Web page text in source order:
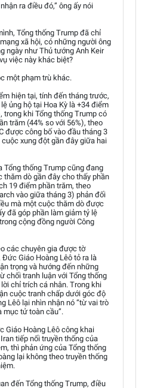
ra điều đó,” ông ấy nói
Tổng thống Trump đã chỉ
xã hội, có những người ông
ngày như Thủ tướng Anh Keir
việc này khác biệt?
một phạm trù khác.
hiện tại, tính đến tháng trước,
ủng hộ tại Hoa Kỳ là +34 điểm
trong khi Tổng thống Trump có
trăm (44% so với 56%), theo
được công bố vào đầu tháng 3
xung đột gần đây giữa hai
Tổng thống Trump cũng đang
thăm dò gần đây cho thấy phần
19 điểm phần trăm, theo
vào giữa tháng 3) phản đối
mà một cuộc thăm dò được
đã góp phần làm giảm tỷ lệ
cộng đồng người Công
các chuyên gia được tờ
Giáo Hoàng Lêô tỏ ra là
trọng và hướng đến những
chối tranh luận với Tổng thống
chỉ trích cá nhân. Trong khi
cuộc tranh chấp dưới góc độ
Lêô lại nhìn nhận nó “từ vai trò
mục tử toàn cầu”.
Giáo Hoàng Lêô công khai
tiếp nối truyền thống của
thì phản ứng của Tổng thống
lại không theo truyền thống
đến Tổng thống Trump, điều